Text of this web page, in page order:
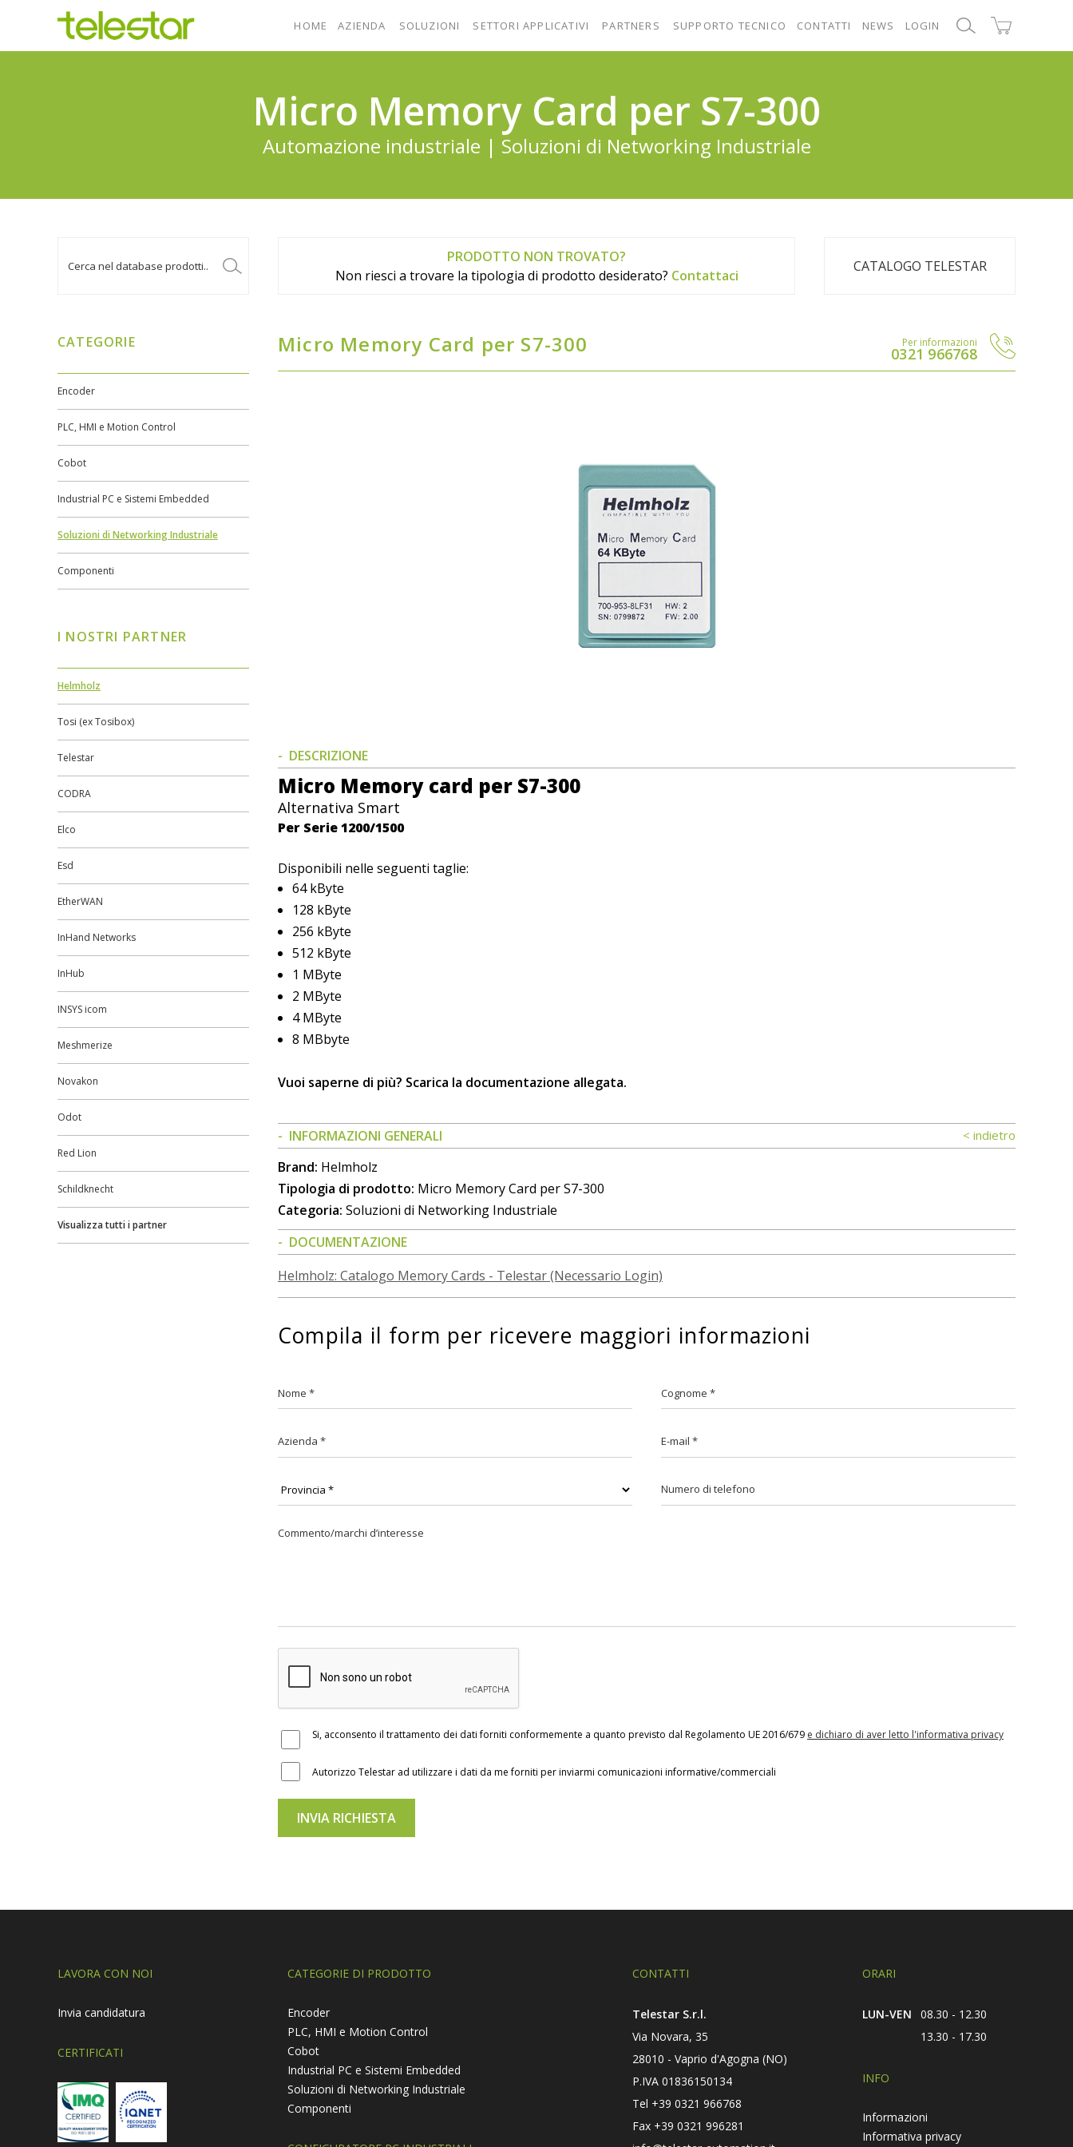
HOME AZIENDA SOLUZIONI SETTORI APPLICATIVI PARTNERS SUPPORTO TECNICO CONTATTI NEWS LOGIN
Micro Memory Card per S7-300
Automazione industriale | Soluzioni di Networking Industriale
PRODOTTO NON TROVATO?
Non riesci a trovare la tipologia di prodotto desiderato? Contattaci
CATALOGO TELESTAR
CATEGORIE
Encoder
PLC, HMI e Motion Control
Cobot
Industrial PC e Sistemi Embedded
Soluzioni di Networking Industriale
Componenti
I NOSTRI PARTNER
Helmholz
Tosi (ex Tosibox)
Telestar
CODRA
Elco
Esd
EtherWAN
InHand Networks
InHub
INSYS icom
Meshmerize
Novakon
Odot
Red Lion
Schildknecht
Visualizza tutti i partner
Micro Memory Card per S7-300 Per informazioni
0321 966768
DESCRIZIONE
Micro Memory card per S7-300
Alternativa Smart
Per Serie 1200/1500
Disponibili nelle seguenti taglie:
64 kByte
128 kByte
256 kByte
512 kByte
1 MByte
2 MByte
4 MByte
8 MBbyte
Vuoi saperne di più? Scarica la documentazione allegata.
INFORMAZIONI GENERALI < indietro
Brand: Helmholz
Tipologia di prodotto: Micro Memory Card per S7-300
Categoria: Soluzioni di Networking Industriale
DOCUMENTAZIONE
Helmholz: Catalogo Memory Cards - Telestar (Necessario Login)
Compila il form per ricevere maggiori informazioni
Si, acconsento il trattamento dei dati forniti conformemente a quanto previsto dal Regolamento UE 2016/679 e dichiaro di aver letto l'informativa privacy
Autorizzo Telestar ad utilizzare i dati da me forniti per inviarmi comunicazioni informative/commerciali
LAVORA CON NOI
Invia candidatura
CERTIFICATI
CATEGORIE DI PRODOTTO
Encoder
PLC, HMI e Motion Control
Cobot
Industrial PC e Sistemi Embedded
Soluzioni di Networking Industriale
Componenti
CONTATTI
Telestar S.r.l.
Via Novara, 35
28010 - Vaprio d'Agogna (NO)
P.IVA 01836150134
Tel +39 0321 966768
Fax +39 0321 996281
ORARI
LUN-VEN
08.30 - 12.30
13.30 - 17.30
INFO
Informazioni
Informativa privacy